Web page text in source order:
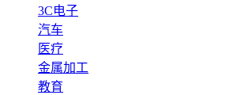
3C电子
汽车
医疗
金属加工
教育